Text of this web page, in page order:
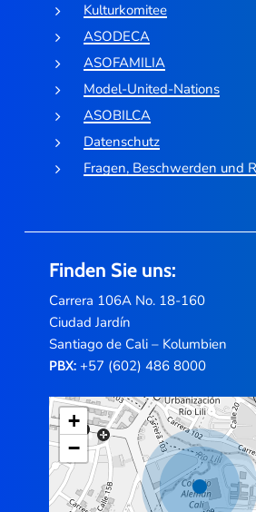
Kulturkomitee
ASODECA
ASOFAMILIA
Model-United-Nations
ASOBILCA
Datenschutz
Fragen, Beschwerden und
Finden Sie uns:
Carrera 106A No. 18-160
Ciudad Jardín
Santiago de Cali – Kolumbien
PBX:+57 (602) 486 8000
+
−